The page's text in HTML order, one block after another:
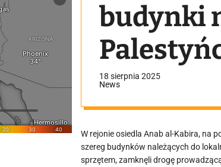
budynki
Brzegu
18 sierpnia 2025
News
W rejonie osiedla Anab al-Kabira, na
szereg budynków należących do
sprzętem, zamknęli drogę